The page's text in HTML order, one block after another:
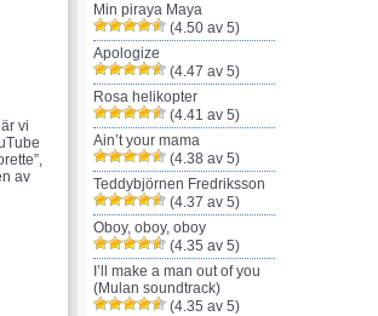
vi
av
Min piraya Maya
(4.50 av 5)
Apologize
(4.47 av 5)
Rosa helikopter
(4.41 av 5)
Ain’t your mama
(4.38 av 5)
Teddybjörnen Fredriksson
(4.37 av 5)
Oboy, oboy, oboy
(4.35 av 5)
I’ll make a man out of you
(Mulan soundtrack)
(4.35 av 5)